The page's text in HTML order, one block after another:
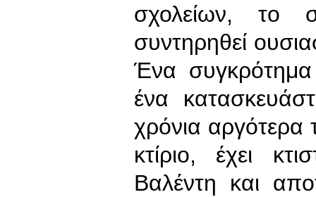
σχολείων, το
συντηρηθεί
Ένα
ένα
χρόνια αργότερα
κτίριο, έχει
Βαλέντη και